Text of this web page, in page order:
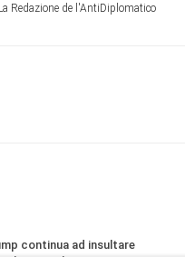
Redazione de l'AntiDiplomatico
continua ad insultare
semplice